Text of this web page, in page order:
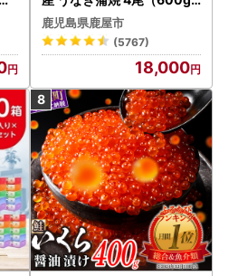
S
） KN007-004-04-cp18
うなぎ 鰻 魚 惣菜 総菜
鹿児島県鹿屋市
(5767)
18,000